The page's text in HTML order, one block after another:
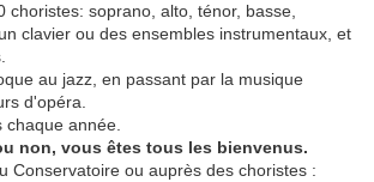
choristes: soprano, alto, ténor, basse,
clavier ou des ensembles instrumentaux, et
au jazz, en passant par la musique
d'opéra.
année.
non, vous êtes tous les bienvenus.
Conservatoire ou auprès des choristes :